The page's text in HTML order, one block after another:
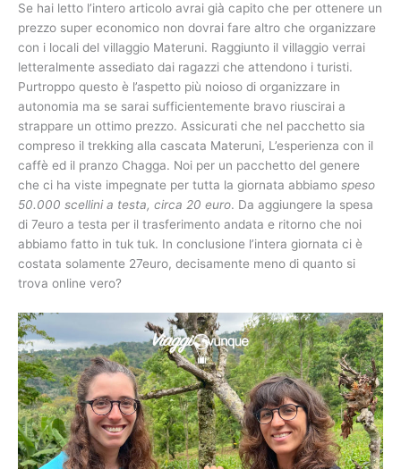
Se hai letto l’intero articolo avrai già capito che per ottenere un
prezzo super economico non dovrai fare altro che organizzare
con i locali del villaggio Materuni. Raggiunto il villaggio verrai
letteralmente assediato dai ragazzi che attendono i turisti.
Purtroppo questo è l’aspetto più noioso di organizzare in
autonomia ma se sarai sufficientemente bravo riuscirai a
strappare un ottimo prezzo. Assicurati che nel pacchetto sia
compreso il trekking alla cascata Materuni, L’esperienza con il
caffè ed il pranzo Chagga. Noi per un pacchetto del genere
che ci ha viste impegnate per tutta la giornata abbiamo speso
50.000 scellini a testa, circa 20 euro. Da aggiungere la spesa
di 7euro a testa per il trasferimento andata e ritorno che noi
abbiamo fatto in tuk tuk. In conclusione l’intera giornata ci è
costata solamente 27euro, decisamente meno di quanto si
trova online vero?